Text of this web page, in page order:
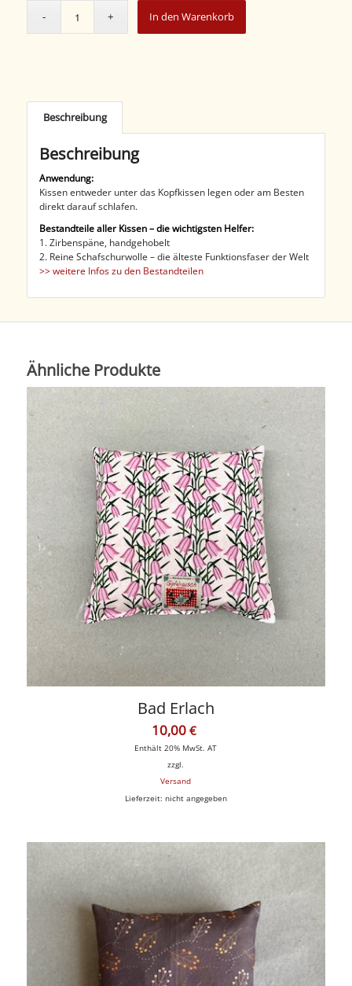
In den Warenkorb
Beschreibung
Beschreibung
Anwendung:
Kissen entweder unter das Kopfkissen legen oder am Besten
direkt darauf schlafen.
Bestandteile aller Kissen – die wichtigsten Helfer:
1. Zirbenspäne, handgehobelt
2. Reine Schafschurwolle – die älteste Funktionsfaser der Welt
>> weitere Infos zu den Bestandteilen
Ähnliche Produkte
Bad Erlach
10,00 €
Enthält 20% MwSt. AT
zzgl.
Versand
Lieferzeit: nicht angegeben